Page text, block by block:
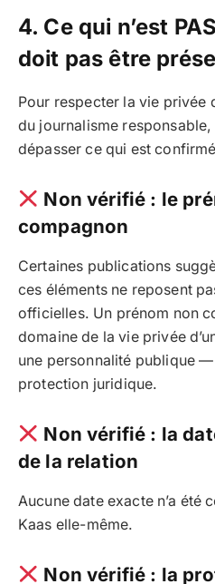
4. Ce qui n’est
doit pas être
Pour respecter la vie privée
du journalisme
dépasser ce qui est
Non vérifié : le
compagnon
Certaines publications
ces éléments ne reposent
officielles. Un prénom non
domaine de la vie privée
une personnalité publique
protection juridique.
Non vérifié : la
de la relation
Aucune date exacte n’a été
Kaas elle-même.
Non vérifié : la